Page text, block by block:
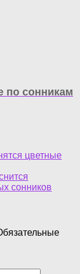
по сонникам
цветные
сонников